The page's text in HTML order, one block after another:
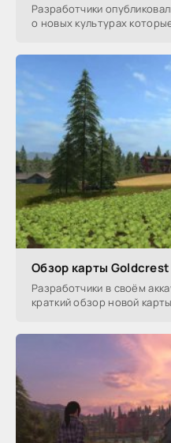
Разработчики
о новых культурах
Обзор карты
Разработчики в своём
краткий обзор новой